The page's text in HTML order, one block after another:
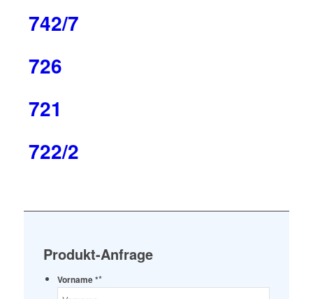
742/7
726
721
722/2
Produkt-Anfrage
Vorname **